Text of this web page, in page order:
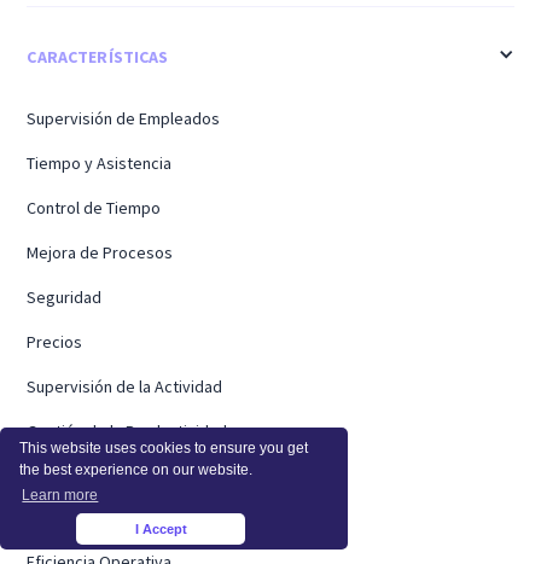
This website uses cookies to ensure you get
the best experience on our website.
Learn more
I Accept
CARACTERÍSTICAS
Supervisión de Empleados
Tiempo y Asistencia
Control de Tiempo
Mejora de Procesos
Seguridad
Precios
Supervisión de la Actividad
Gestión de la Productividad
Supervisión de Pantallas
Supervisión Informática